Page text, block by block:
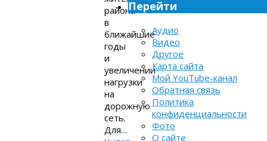
района
в
ближайшие
годы
и
увеличении
нагрузки
на
дорожную
сеть.
Для…
Перейти
Аудио
Видео
Другое
Карта сайта
Мой YouTube-канал
Обратная связь
Политика
конфиденциальности
Фото
О сайте